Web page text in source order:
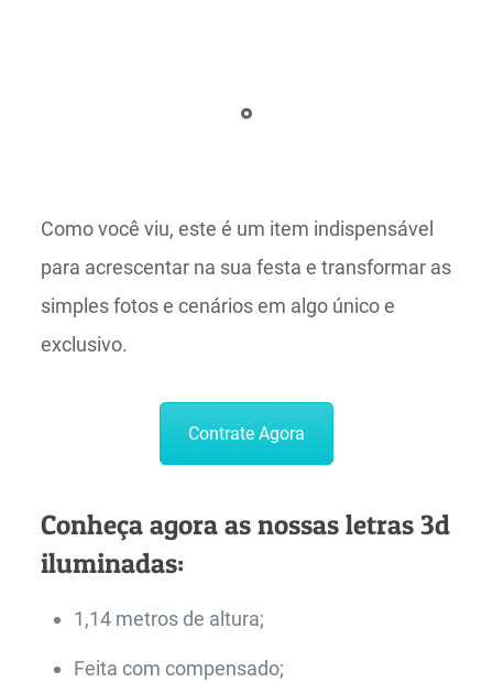
Como você viu, este é um item indispensável
para acrescentar na sua festa e transformar as
simples fotos e cenários em algo único e
exclusivo.
Contrate Agora
Conheça agora as nossas letras 3d
iluminadas:
1,14 metros de altura;
Feita com compensado;